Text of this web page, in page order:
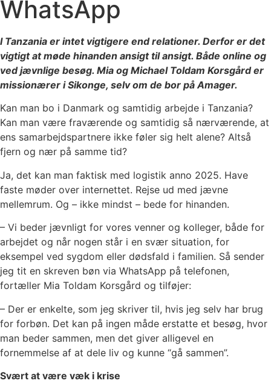
WhatsApp
I Tanzania er intet vigtigere end relationer. Derfor er det
vigtigt at møde hinanden ansigt til ansigt. Både online og
ved jævnlige besøg. Mia og Michael Toldam Korsgård er
missionærer i Sikonge, selv om de bor på Amager.
Kan man bo i Danmark og samtidig arbejde i Tanzania?
Kan man være fraværende og samtidig så nærværende, at
ens samarbejdspartnere ikke føler sig helt alene? Altså
fjern og nær på samme tid?
Ja, det kan man faktisk med logistik anno 2025. Have
faste møder over internettet. Rejse ud med jævne
mellemrum. Og – ikke mindst – bede for hinanden.
– Vi beder jævnligt for vores venner og kolleger, både for
arbejdet og når nogen står i en svær situation, for
eksempel ved sygdom eller dødsfald i familien. Så sender
jeg tit en skreven bøn via WhatsApp på telefonen,
fortæller Mia Toldam Korsgård og tilføjer:
– Der er enkelte, som jeg skriver til, hvis jeg selv har brug
for forbøn. Det kan på ingen måde erstatte et besøg, hvor
man beder sammen, men det giver alligevel en
fornemmelse af at dele liv og kunne “gå sammen”.
Svært at være væk i krise